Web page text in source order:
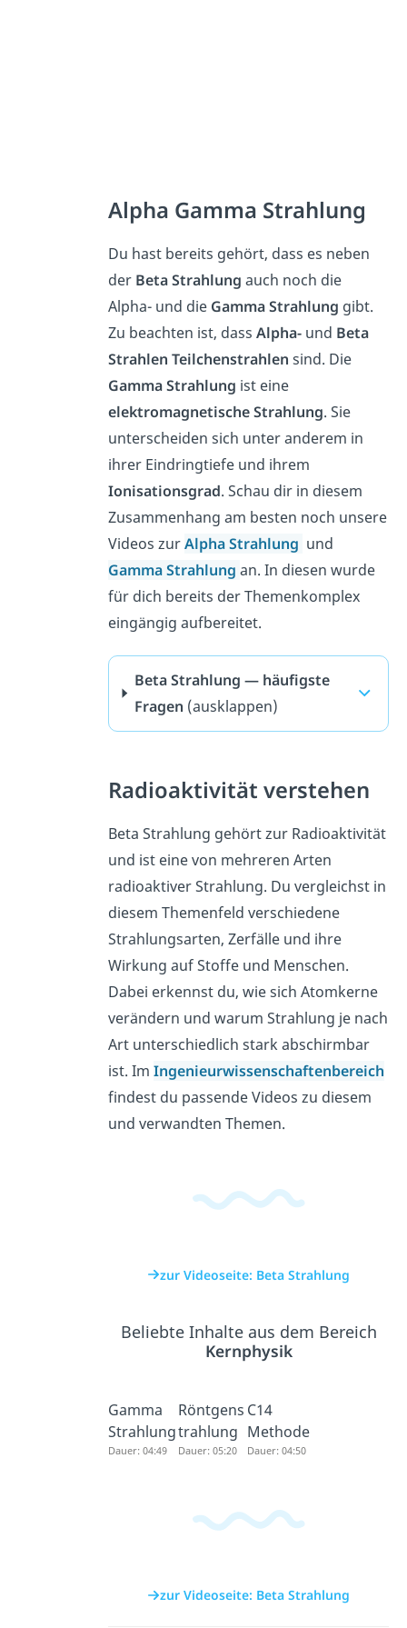
Alpha Gamma Strahlung
Du hast bereits gehört, dass es neben
der Beta Strahlung auch noch die
Alpha- und die Gamma Strahlung gibt.
Zu beachten ist, dassAlpha- und Beta
Strahlen Teilchenstrahlen sind. Die
Gamma Strahlung ist eine
elektromagnetische Strahlung. Sie
unterscheiden sich unter anderem in
ihrer Eindringtiefe und ihrem
Ionisationsgrad. Schau dir in diesem
Zusammenhang am besten noch unsere
Videos zurAlpha Strahlung und
Gamma Strahlungan. In diesen wurde
für dich bereits der Themenkomplex
eingängig aufbereitet.
Beta Strahlung — häufigste
Fragen (ausklappen)
Radioaktivität verstehen
Beta Strahlung gehört zur Radioaktivität
und ist eine von mehreren Arten
radioaktiver Strahlung. Du vergleichst in
diesem Themenfeld verschiedene
Strahlungsarten, Zerfälle und ihre
Wirkung auf Stoffe und Menschen.
Dabei erkennst du, wie sich Atomkerne
verändern und warum Strahlung je nach
Art unterschiedlich stark abschirmbar
ist. ImIngenieurwissenschaftenbereich
findest du passende Videos zu diesem
und verwandten Themen.
zur Videoseite: Beta Strahlung
Beliebte Inhalte aus dem Bereich
Kernphysik
Gamma
Strahlung
Dauer: 04:49
Röntgens
trahlung
Dauer: 05:20
C14
Methode
Dauer: 04:50
zur Videoseite: Beta Strahlung